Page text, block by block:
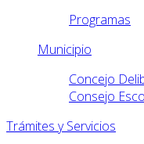
Programas
Municipio
Concejo
Consejo
Trámites y Servicios